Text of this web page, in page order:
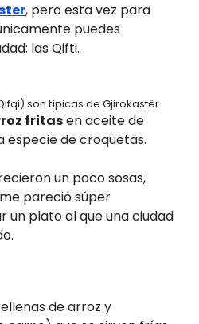
, pero esta vez para
puedes
las Qifti.
son típicas de Gjirokastër
fritasen aceite de
especie de croquetas.
un poco sosas,
pareció súper
plato al que una ciudad
de arroz y